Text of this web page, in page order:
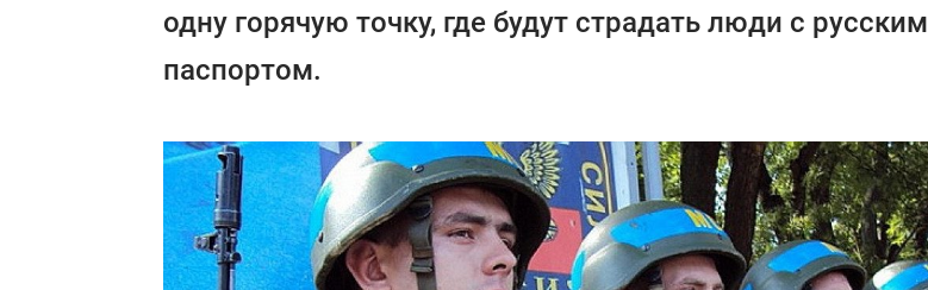
одну горячую точку, где будут страдать люди с русским
паспортом.